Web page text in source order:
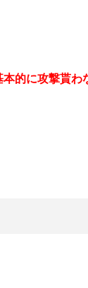
的に攻撃貰